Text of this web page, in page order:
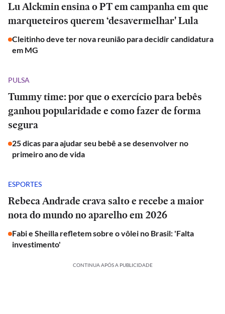
Lu Alckmin ensina o PT em campanha em que
marqueteiros querem ‘desavermelhar' Lula
Cleitinho deve ter nova reunião para decidir candidatura
em MG
PULSA
Tummy time: por que o exercício para bebês
ganhou popularidade e como fazer de forma
segura
25 dicas para ajudar seu bebê a se desenvolver no
primeiro ano de vida
ESPORTES
Rebeca Andrade crava salto e recebe a maior
nota do mundo no aparelho em 2026
Fabi e Sheilla refletem sobre o vôlei no Brasil: 'Falta
investimento'
CONTINUA APÓS A PUBLICIDADE